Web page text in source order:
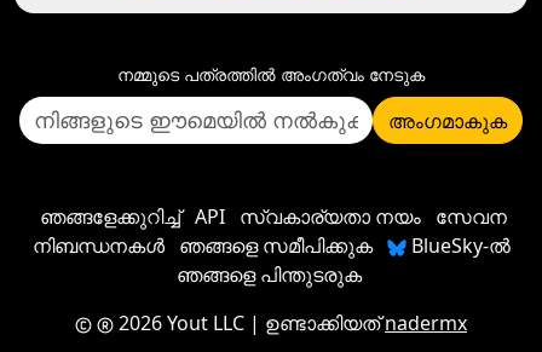
നമ്മുടെ പത്രത്തില്‍ അംഗത്വം നേടുക
അംഗമാകുക
ഞങ്ങളേക്കുറിച്ച് API സ്വകാര്യതാ നയം സേവന
നിബന്ധനകൾ
ഞങ്ങളെ സമീപിക്കുക
BlueSky-ൽ
ഞങ്ങളെ പിന്തുടരുക
2026 Yout LLC | ഉണ്ടാക്കിയത്nadermx